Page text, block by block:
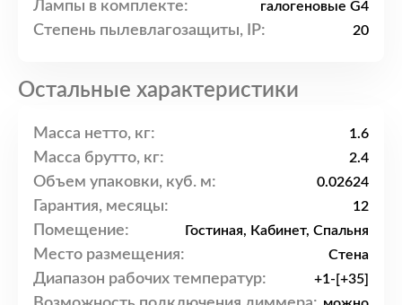
Лампы в комплекте: галогеновые G4
Степень пылевлагозащиты, IP: 20
Остальные характеристики
Масса нетто, кг: 1.6
Масса брутто, кг: 2.4
Объем упаковки, куб. м: 0.02624
Гарантия, месяцы: 12
Помещение: Гостиная, Кабинет, Спальня
Место размещения: Стена
Диапазон рабочих температур: +1-[+35]